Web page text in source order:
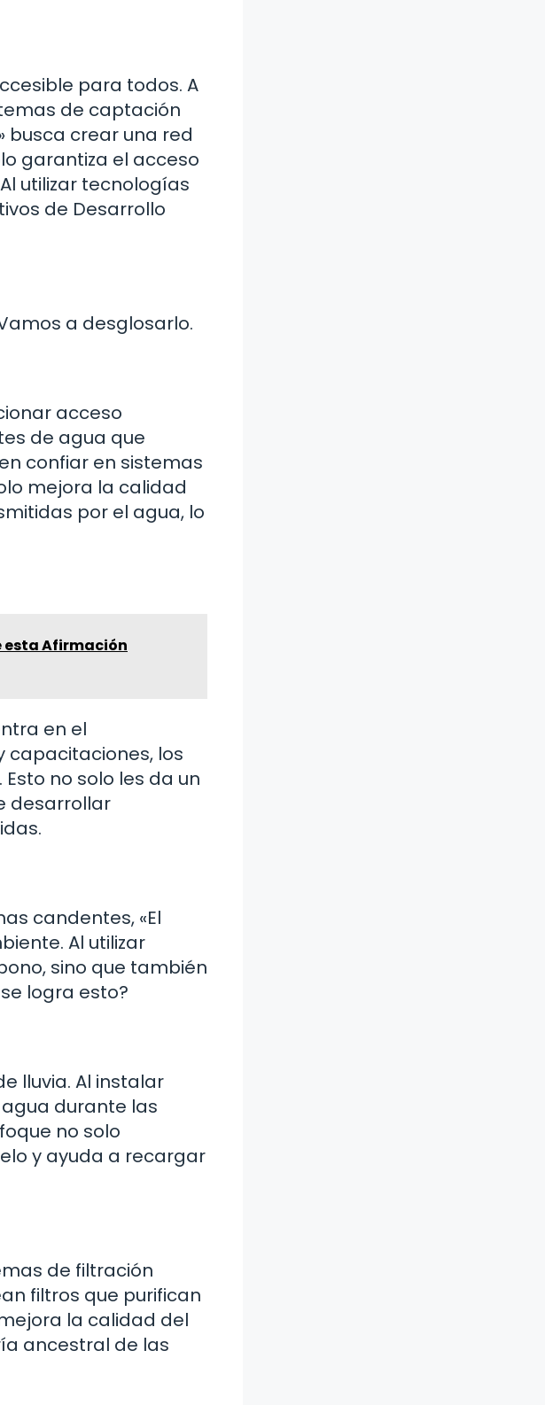
para todos. A
de captación
busca crear una red
garantiza el acceso
utilizar tecnologías
de Desarrollo
a desglosarlo.
acceso
de agua que
confiar en sistemas
mejora la calidad
por el agua, lo
esta Afirmación
en el
capacitaciones, los
no solo les da un
desarrollar
candentes, «El
Al utilizar
sino que también
logra esto?
lluvia. Al instalar
durante las
no solo
y ayuda a recargar
de filtración
filtros que purifican
la calidad del
ancestral de las